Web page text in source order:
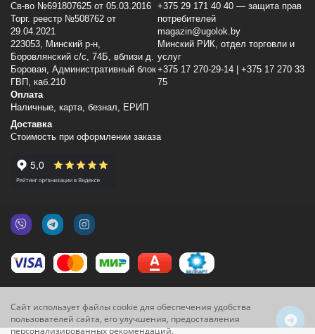
Сайт использует файлы cookie для обеспечения удобства
пользователей сайта, его улучшения, предоставления
персонализированных рекомендаций.
Св-во №691807625 от 05.03.2016
Торг. реестр №508762 от
29.04.2021
223053, Минский p-н,
Боровлянский с/с, 74Б, вблизи д.
Боровая, Административный блок
ГВП, каб.210
+375 29 171 40 40 — защита прав
потребителей
magazin@ugolok.by
Минский РИК, отдел торговли и
услуг
+375 17 270-29-14 | +375 17 270 33
75
Оплата
Наличные, карта, безнал, ЕРИП
Доставка
Стоимость при оформлении заказа